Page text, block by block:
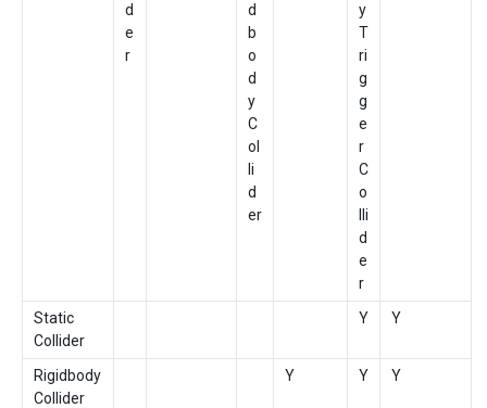
d
e
r
d
b
o
d
y
C
ol
li
d
er
y
T
ri
g
g
e
r
C
o
lli
d
e
r
Static
Collider
Y Y
Rigidbody
Collider
Y Y Y